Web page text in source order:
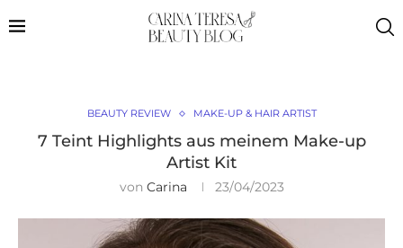
BEAUTY REVIEW MAKE-UP & HAIR ARTIST
7 Teint Highlights aus meinem Make-up
Artist Kit
von Carina 23/04/2023